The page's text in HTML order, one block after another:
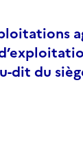
dit du